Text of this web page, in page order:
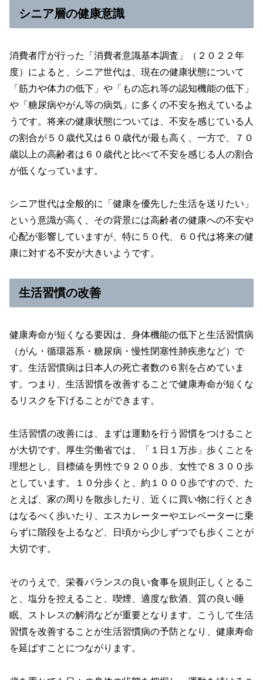
シニア層の健康意識
消費者庁が行った「消費者意識基本調査」（２０２２年
度）によると、シニア世代は、現在の健康状態について
「筋力や体力の低下」や「もの忘れ等の認知機能の低下」
や「糖尿病やがん等の病気」に多くの不安を抱えているよ
うです。将来の健康状態については、不安を感じている人
の割合が５０歳代又は６０歳代が最も高く、一方で、７０
歳以上の高齢者は６０歳代と比べて不安を感じる人の割合
が低くなっています。
シニア世代は全般的に「健康を優先した生活を送りたい」
という意識が高く、その背景には高齢者の健康への不安や
心配が影響していますが、特に５０代、６０代は将来の健
康に対する不安が大きいようです。
生活習慣の改善
健康寿命が短くなる要因は、身体機能の低下と生活習慣病
（がん・循環器系・糖尿病・慢性閉塞性肺疾患など）で
す。生活習慣病は日本人の死亡者数の６割を占めていま
す。つまり、生活習慣を改善することで健康寿命が短くな
るリスクを下げることができます。
生活習慣の改善には、まずは運動を行う習慣をつけること
が大切です。厚生労働省では、「１日１万歩」歩くことを
理想とし、目標値を男性で９２００歩、女性で８３００歩
としています。１０分歩くと、約１０００歩ですので、た
とえば、家の周りを散歩したり、近くに買い物に行くとき
はなるべく歩いたり、エスカレーターやエレベーターに乗
らずに階段を上るなど、日頃から少しずつでも歩くことが
大切です。
そのうえで、栄養バランスの良い食事を規則正しくとるこ
と、塩分を控えること、喫煙、適度な飲酒、質の良い睡
眠、ストレスの解消などが重要となります。こうして生活
習慣を改善することが生活習慣病の予防となり、健康寿命
を延ばすことにつながります。